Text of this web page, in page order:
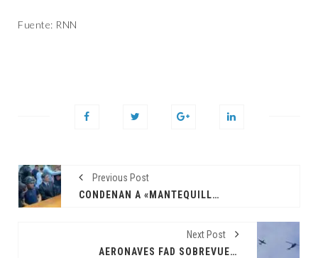
Fuente: RNN
Previous Post
CONDENAN A «MANTEQUILLA» A DOS AÑOS DE PRISIÓN CON PENA SUSPENDIDA
Next Post
AERONAVES FAD SOBREVUELAN LA CIUDAD DE HIGÜEY